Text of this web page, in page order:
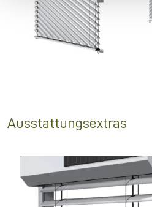
Ausstattungsextras